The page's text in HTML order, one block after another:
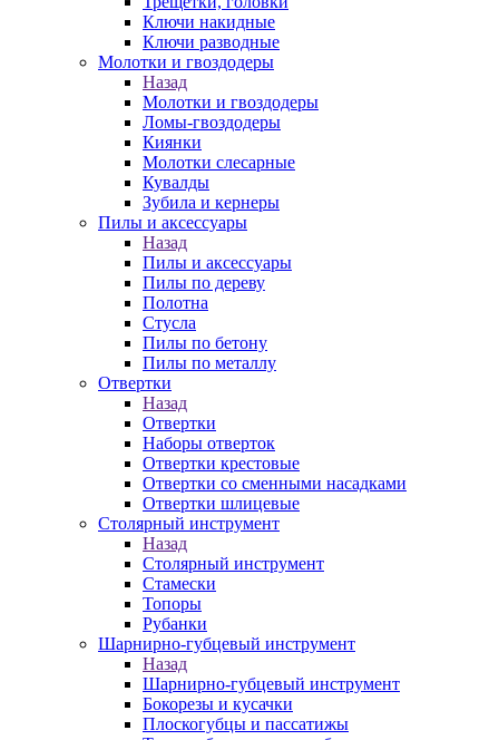
Ключи накидные
Ключи разводные
Молотки и гвоздодеры
Назад
Молотки и гвоздодеры
Ломы-гвоздодеры
Киянки
Молотки слесарные
Кувалды
Зубила и кернеры
Пилы и аксессуары
Назад
Пилы и аксессуары
Пилы по дереву
Полотна
Стусла
Пилы по бетону
Пилы по металлу
Отвертки
Назад
Отвертки
Наборы отверток
Отвертки крестовые
Отвертки со сменными насадками
Отвертки шлицевые
Столярный инструмент
Назад
Столярный инструмент
Стамески
Топоры
Рубанки
Шарнирно-губцевый инструмент
Назад
Шарнирно-губцевый инструмент
Бокорезы и кусачки
Плоскогубцы и пассатижы